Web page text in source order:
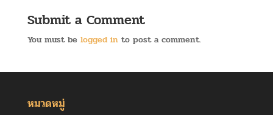
Submit a Comment
You must be logged into post a comment.
หมวดหมู่